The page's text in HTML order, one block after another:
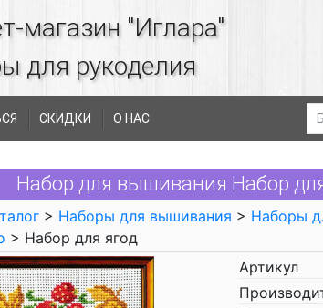
магазин "Иглара"
для рукоделия
СКИДКИ О НАС
Набор для вышивания Набор
> Наборы для вышивания > Наборы
> Набор для ягод
Артикул